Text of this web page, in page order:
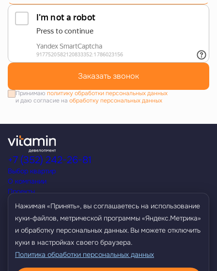
Заказать звонок
Принимаю политику обработки персональных данных
и даю согласие на обработку персональных данных
Выбор квартир
О компании
Проекты
Акции
Способы покупки
Условия кредитования
Контакты
Агентам
+7 (352) 242-26-81
Нажимая «Принять», вы соглашаетесь на использование
куки-файлов, метрической программы «Яндекс.Метрика»
и обработку персональных данных. Вы можете отключить
куки в настройках своего браузера.
Политика обработки персональных данных